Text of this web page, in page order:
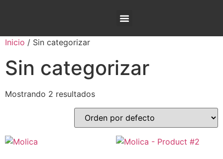
Inicio / Sin categorizar
Sin categorizar
Mostrando 2 resultados